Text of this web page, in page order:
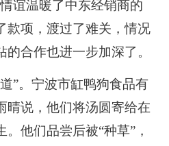
谊温暖了中东经销商的
款项，渡过了难关，情况
合作也进一步加深了。
。宁波市缸鸭狗食品有
晴说，他们将汤圆寄给在
他们品尝后被“种草”，